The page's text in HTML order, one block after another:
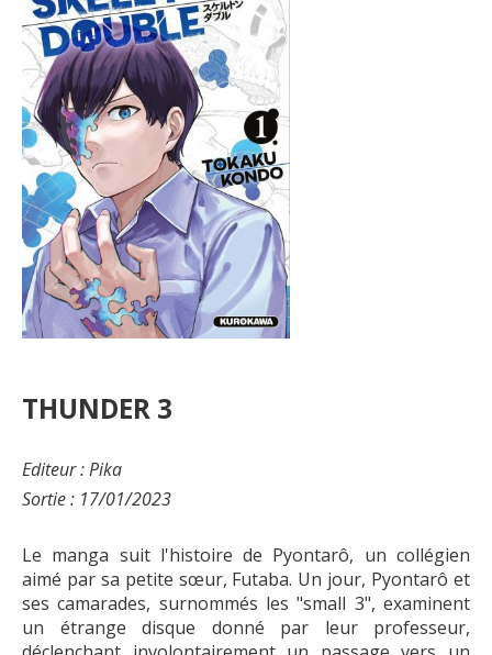
THUNDER 3
Editeur : Pika
Sortie : 17/01/2023
Le manga suit l'histoire de Pyontarô, un collégien
aimé par sa petite sœur, Futaba. Un jour, Pyontarô et
ses camarades, surnommés les "small 3", examinent
un étrange disque donné par leur professeur,